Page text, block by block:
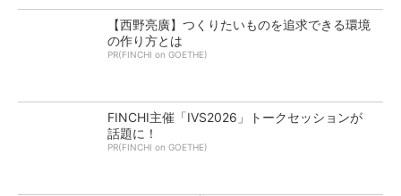
【西野亮廣】つくりたいものを追求できる環境
の作り方とは
PR(FINCHI on GOETHE)
FINCHI主催「IVS2026」トークセッションが
話題に！
PR(FINCHI on GOETHE)